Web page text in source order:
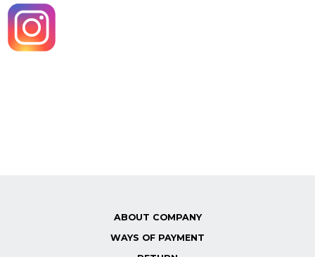
ABOUT COMPANY
WAYS OF PAYMENT